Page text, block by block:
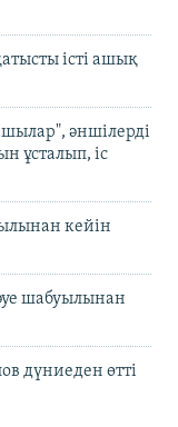
істі ашық
әншілерді
ұсталып, іс
кейін
шабуылынан
дүниеден өтті